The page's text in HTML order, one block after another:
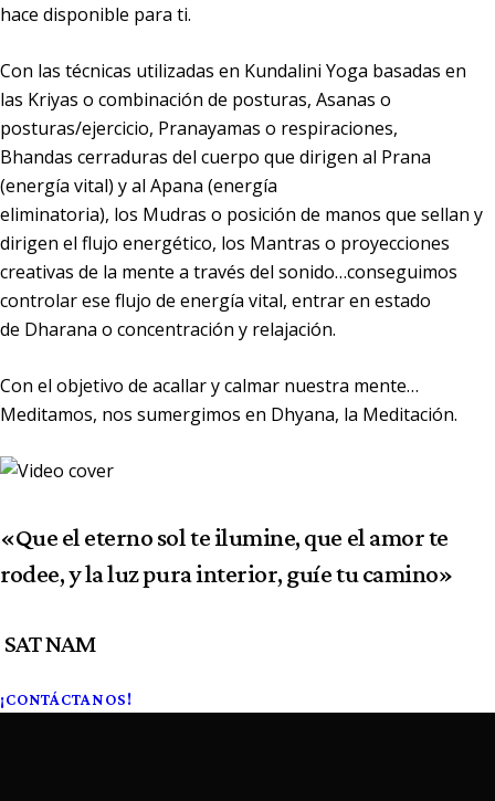
hace disponible para ti.
Con las técnicas utilizadas en Kundalini Yoga basadas en
las Kriyas o combinación de posturas, Asanas o
posturas/ejercicio, Pranayamas o respiraciones,
Bhandas cerraduras del cuerpo que dirigen al Prana
(energía vital) y al Apana (energía
eliminatoria), los Mudras o posición de manos que sellan y
dirigen el flujo energético, los Mantras o proyecciones
creativas de la mente a través del sonido…conseguimos
controlar ese flujo de energía vital, entrar en estado
de Dharana o concentración y relajación.
Con el objetivo de acallar y calmar nuestra mente…
Meditamos, nos sumergimos en Dhyana, la Meditación.
«Que el eterno sol te ilumine, que el amor te
rodee, y la luz pura interior, guíe tu camino»
SAT NAM
¡CONTÁCTANOS!